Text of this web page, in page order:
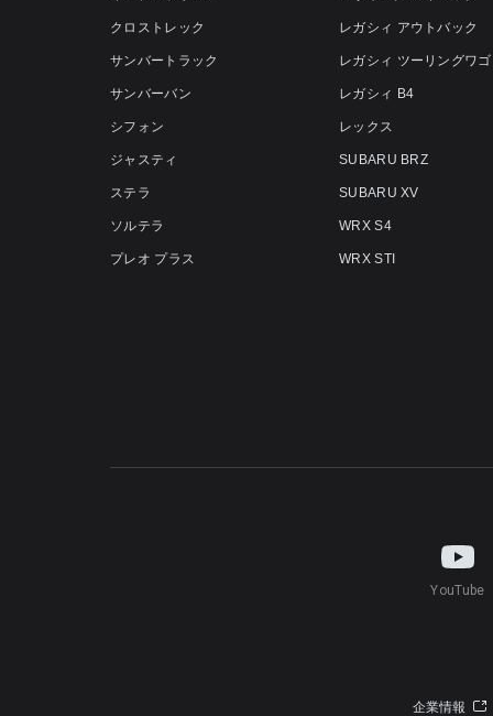
クロストレック
サンバートラック
サンバーバン
シフォン
ジャスティ
ステラ
ソルテラ
プレオ プラス
レガシィ アウトバック
レガシィ ツーリングワ
レガシィ B4
レックス
SUBARU BRZ
SUBARU XV
WRX S4
WRX STI
YouTube
企業情報